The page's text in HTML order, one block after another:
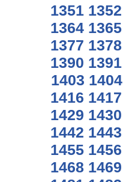
1351 1352
1364 1365
1377 1378
1390 1391
1403 1404
1416 1417
1429 1430
1442 1443
1455 1456
1468 1469